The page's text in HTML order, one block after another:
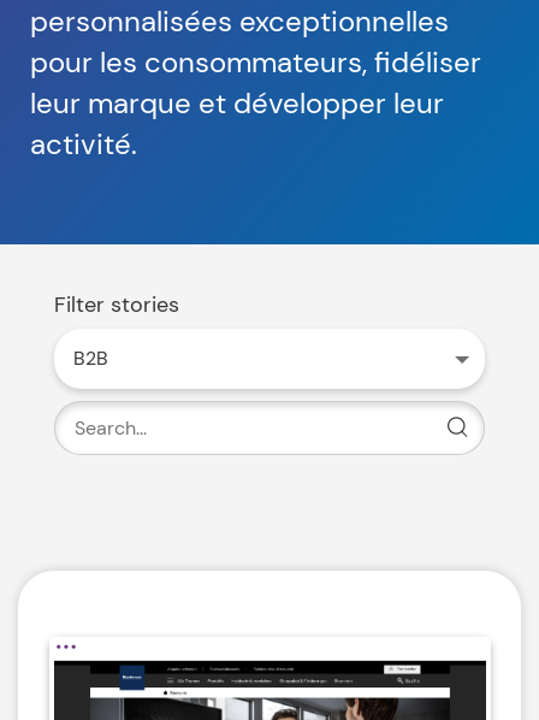
personnalisées exceptionnelles
pour les consommateurs, fidéliser
leur marque et développer leur
activité.
Filter stories
B2B